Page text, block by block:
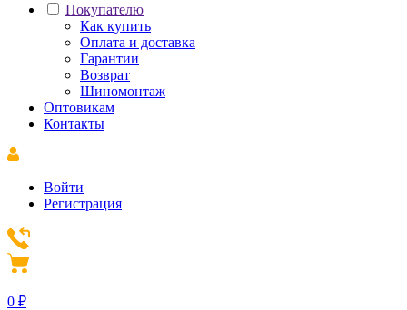
Покупателю
Как купить
Оплата и доставка
Гарантии
Возврат
Шиномонтаж
Оптовикам
Контакты
Войти
Регистрация
0 ₽